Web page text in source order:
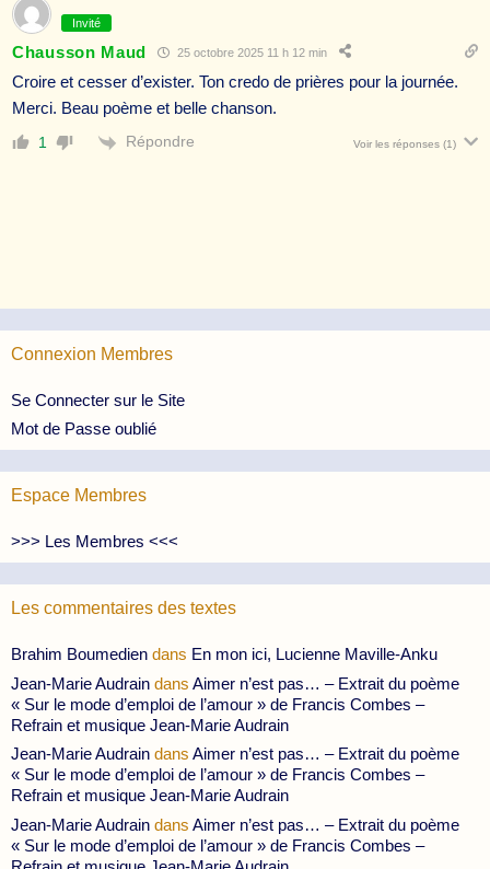
Invité
Chausson Maud 25 octobre 2025 11 h 12 min
Croire et cesser d’exister. Ton credo de prières pour la journée.
Merci. Beau poème et belle chanson.
1 Répondre Voir les réponses (1)
Connexion Membres
Se Connecter sur le Site
Mot de Passe oublié
Espace Membres
>>> Les Membres <<<
Les commentaires des textes
Brahim Boumedien dans En mon ici, Lucienne Maville-Anku
Jean-Marie Audrain dans Aimer n’est pas… – Extrait du poème
« Sur le mode d’emploi de l’amour » de Francis Combes –
Refrain et musique Jean-Marie Audrain
Jean-Marie Audrain dans Aimer n’est pas… – Extrait du poème
« Sur le mode d’emploi de l’amour » de Francis Combes –
Refrain et musique Jean-Marie Audrain
Jean-Marie Audrain dans Aimer n’est pas… – Extrait du poème
« Sur le mode d’emploi de l’amour » de Francis Combes –